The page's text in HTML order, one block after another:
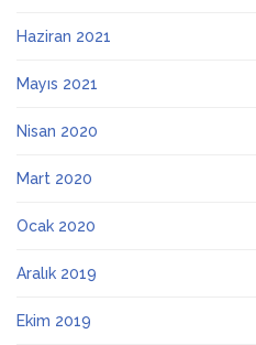
Haziran 2021
Mayıs 2021
Nisan 2020
Mart 2020
Ocak 2020
Aralık 2019
Ekim 2019